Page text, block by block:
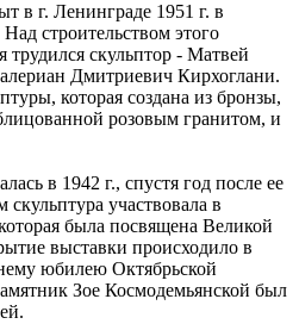
в г. Ленинграде 1951 г. в
строительством этого
трудился скульптор - Матвей
Дмитриевич Кирхоглани.
которая создана из бронзы,
розовым гранитом, и
в 1942 г., спустя год после ее
участвовала в
была посвящена Великой
выставки происходило в
юбилею Октябрьской
Зое Космодемьянской был